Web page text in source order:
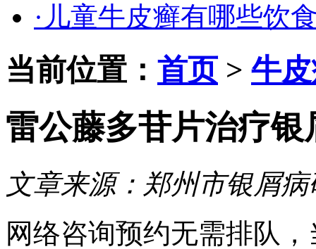
·儿童牛皮癣有哪些饮
当前位置： 首页> 牛
雷公藤多苷片治疗银
文章来源： 郑州市银屑
网络咨询预约无需排队